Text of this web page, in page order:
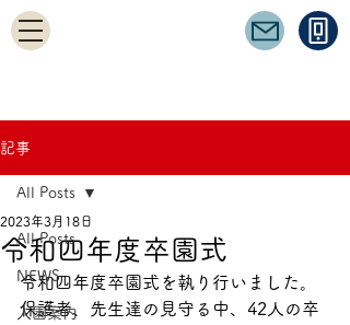
記事
All Posts
NEWS
入園案内
All Posts
令和四年度卒園式
2023年3月18日
令和四年度卒園式を執り行いました。
保護者、先生達の見守る中、42人の卒